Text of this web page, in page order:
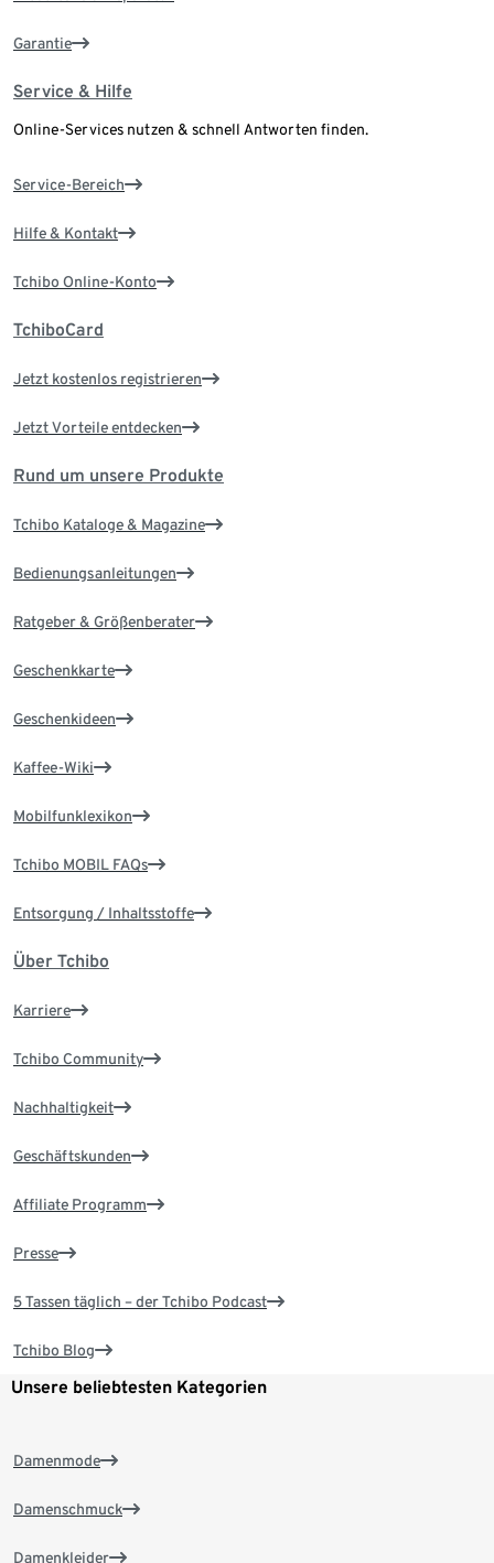
Garantie
Service & Hilfe
Online-Services nutzen & schnell Antworten finden.
Service-Bereich
Hilfe & Kontakt
Tchibo Online-Konto
TchiboCard
Jetzt kostenlos registrieren
Jetzt Vorteile entdecken
Rund um unsere Produkte
Tchibo Kataloge & Magazine
Bedienungsanleitungen
Ratgeber & Größenberater
Geschenkkarte
Geschenkideen
Kaffee-Wiki
Mobilfunklexikon
Tchibo MOBIL FAQs
Entsorgung / Inhaltsstoffe
Über Tchibo
Karriere
Tchibo Community
Nachhaltigkeit
Geschäftskunden
Affiliate Programm
Presse
5 Tassen täglich – der Tchibo Podcast
Tchibo Blog
Unsere beliebtesten Kategorien
Damenmode
Damenschmuck
Damenkleider